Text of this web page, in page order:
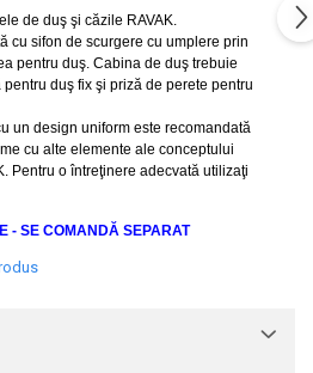
de duş şi căzile RAVAK.
cu sifon de scurgere cu umplere prin
pentru duş. Cabina de duş trebuie
duş fix şi priză de perete pentru
un design uniform este recomandată
cu alte elemente ale conceptului
Pentru o întreţinere adecvată utilizaţi
- SE COMANDĂ SEPARAT